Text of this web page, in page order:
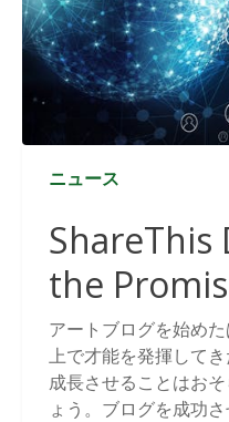
ニュース
ShareThis
the
Solutions
アートブログを始め
上で才能を発揮して
成長させることはお
ょう。ブログを成功さ